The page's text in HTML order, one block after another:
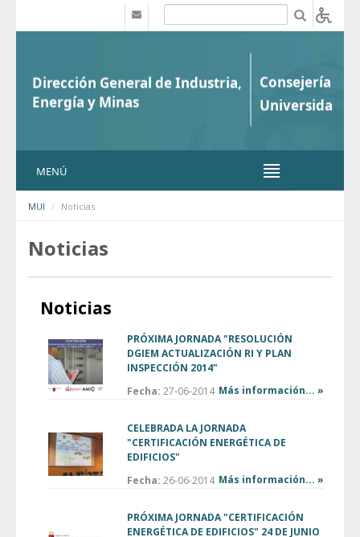
MENÚ
MUI Noticias
Noticias
Noticias
PRÓXIMA JORNADA "RESOLUCIÓN
DGIEM ACTUALIZACIÓN RI Y PLAN
INSPECCIÓN 2014"
Fecha: 27-06-2014 Más información... »
CELEBRADA LA JORNADA
"CERTIFICACIÓN ENERGÉTICA DE
EDIFICIOS"
Fecha: 26-06-2014 Más información... »
PRÓXIMA JORNADA "CERTIFICACIÓN
ENERGÉTICA DE EDIFICIOS" 24 DE JUNIO